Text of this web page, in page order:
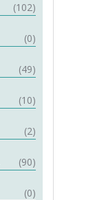
(102)
(0)
(49)
(10)
(2)
(90)
(0)